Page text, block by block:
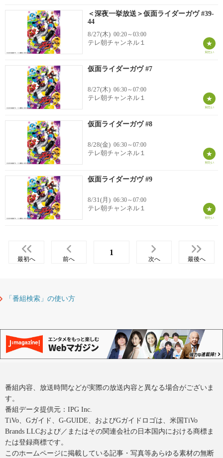
＜深夜一挙放送＞仮面ライダーガヴ #39-
44
8/27(木) 00:20～03:00
テレ朝チャンネル１
仮面ライダーガヴ #7
8/27(木) 06:30～07:00
テレ朝チャンネル１
仮面ライダーガヴ #8
8/28(金) 06:30～07:00
テレ朝チャンネル１
仮面ライダーガヴ #9
8/31(月) 06:30～07:00
テレ朝チャンネル１
最初へ 前へ
1
次へ 最後へ
「番組検索」の使い方
番組内容、放送時間などが実際の放送内容と異なる場合がございま
す。
番組データ提供元：IPG Inc.
TiVo、Gガイド、G-GUIDE、およびGガイドロゴは、米国TiVo
Brands LLCおよび／またはその関連会社の日本国内における商標ま
たは登録商標です。
このホームページに掲載している記事・写真等あらゆる素材の無断